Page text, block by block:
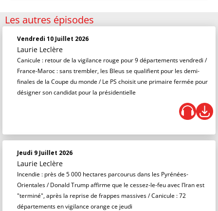
Les autres épisodes
Vendredi 10 Juillet 2026
Laurie Leclère
Canicule : retour de la vigilance rouge pour 9 départements vendredi /
France-Maroc : sans trembler, les Bleus se qualifient pour les demi-
finales de la Coupe du monde / Le PS choisit une primaire fermée pour
désigner son candidat pour la présidentielle
Jeudi 9 Juillet 2026
Laurie Leclère
Incendie : près de 5 000 hectares parcourus dans les Pyrénées-
Orientales / Donald Trump affirme que le cessez-le-feu avec l’Iran est
"terminé", après la reprise de frappes massives / Canicule : 72
départements en vigilance orange ce jeudi